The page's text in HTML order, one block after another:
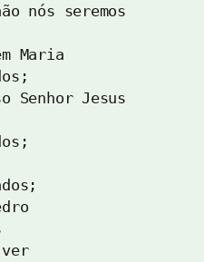
nós seremos
Maria
Senhor Jesus
ver